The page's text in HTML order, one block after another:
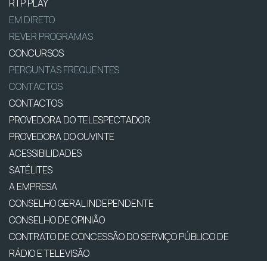
RTP PLAY
EM DIRETO
REVER PROGRAMAS
CONCURSOS
PERGUNTAS FREQUENTES
CONTACTOS
CONTACTOS
PROVEDORA DO TELESPECTADOR
PROVEDORA DO OUVINTE
ACESSIBILIDADES
SATÉLITES
A EMPRESA
CONSELHO GERAL INDEPENDENTE
CONSELHO DE OPINIÃO
CONTRATO DE CONCESSÃO DO SERVIÇO PÚBLICO DE
RÁDIO E TELEVISÃO